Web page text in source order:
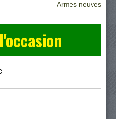
Armes neuves